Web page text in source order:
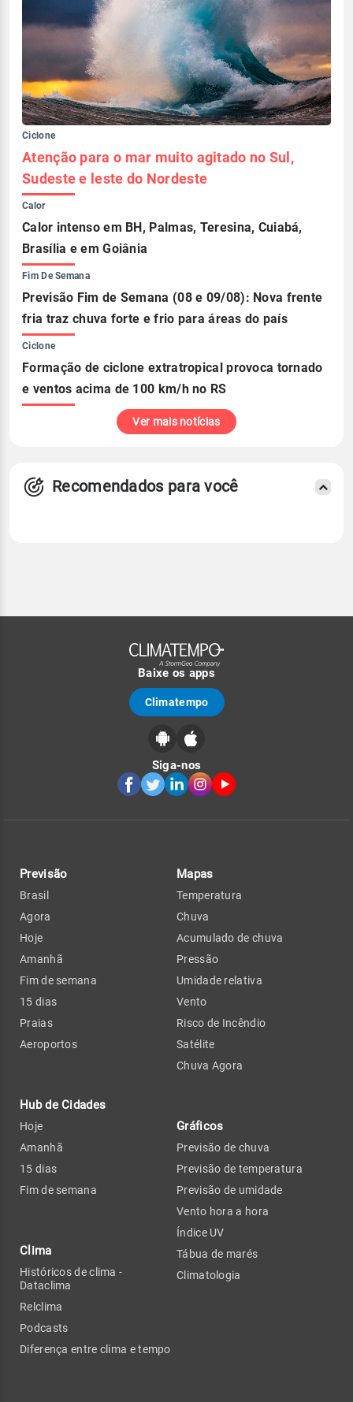
Ciclone
Atenção para o mar muito agitado no Sul,
Sudeste e leste do Nordeste
Calor
Calor intenso em BH, Palmas, Teresina, Cuiabá,
Brasília e em Goiânia
Fim De Semana
Previsão Fim de Semana (08 e 09/08): Nova frente
fria traz chuva forte e frio para áreas do país
Ciclone
Formação de ciclone extratropical provoca tornado
e ventos acima de 100 km/h no RS
Ver mais notícias
Recomendados para você
Baixe os apps
Climatempo
Siga-nos
Previsão
Brasil
Agora
Hoje
Amanhã
Fim de semana
15 dias
Praias
Aeroportos
Hub de Cidades
Hoje
Amanhã
15 dias
Fim de semana
Clima
Históricos de clima -
Dataclima
Relclima
Podcasts
Diferença entre clima e tempo
Mapas
Temperatura
Chuva
Acumulado de chuva
Pressão
Umidade relativa
Vento
Risco de Incêndio
Satélite
Chuva Agora
Gráficos
Previsão de chuva
Previsão de temperatura
Previsão de umidade
Vento hora a hora
Índice UV
Tábua de marés
Climatologia